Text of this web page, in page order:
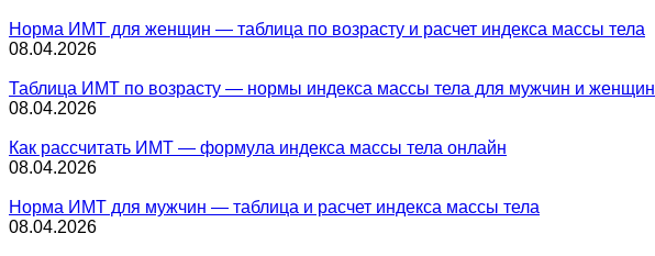
Норма ИМТ для женщин — таблица по возрасту и расчет индекса массы тела
08.04.2026
Таблица ИМТ по возрасту — нормы индекса массы тела для мужчин и женщин
08.04.2026
Как рассчитать ИМТ — формула индекса массы тела онлайн
08.04.2026
Норма ИМТ для мужчин — таблица и расчет индекса массы тела
08.04.2026